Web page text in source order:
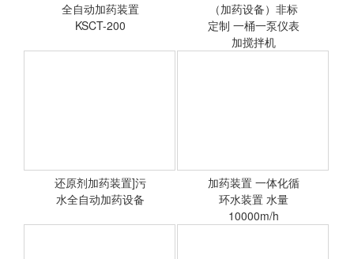
<查看详情> <查看详情>
<查看详情>
全自动加药装置
KSCT-200
<查看详情>
（加药设备）非标
定制 一桶一泵仪表
加搅拌机
还原剂加药装置]污
水全自动加药设备
加药装置 一体化循
环水装置 水量
10000m/h